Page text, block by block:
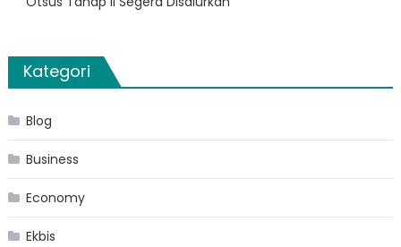
Kategori
Blog
Business
Economy
Ekbis